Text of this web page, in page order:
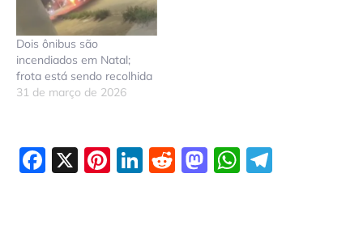
Dois ônibus são
incendiados em Natal;
frota está sendo recolhida
31 de março de 2026
Facebook
X Pinterest
LinkedIn
Reddit
Mastodon